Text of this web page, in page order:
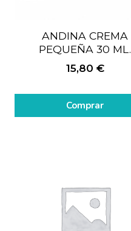
ANDINA CREMA
PEQUEÑA 30 ML.
15,80 €
Comprar